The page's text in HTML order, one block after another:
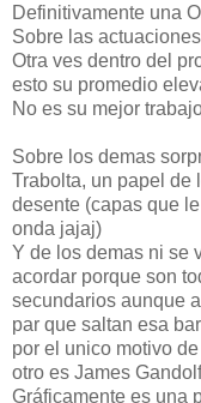
Definitivamente una
Sobre las
Otra ves dentro del
esto su promedio
No es su mejor
Sobre los demas
Trabolta, un papel de
desente (capas que
onda jajaj)
Y de los demas ni se
acordar porque son
secundarios aunque
par que saltan esa
por el unico motivo
otro es James
Gráficamente es una